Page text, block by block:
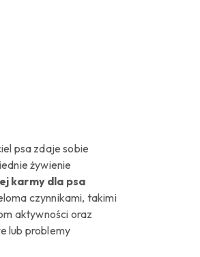
psa zdaje sobie
żywienie
karmy dla psa
czynnikami, takimi
aktywności oraz
lub problemy